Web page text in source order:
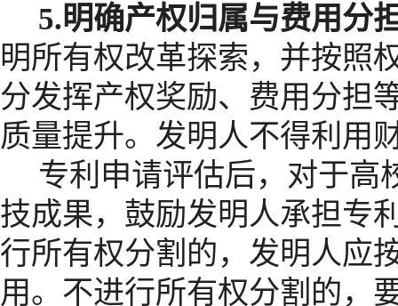
5.明确产权归属与费用分
明所有权改革探索，并按照
分发挥产权奖励、费用分担
质量提升。发明人不得利用
专利申请评估后，对于高
技成果，鼓励发明人承担专
行所有权分割的，发明人应
用。不进行所有权分割的，